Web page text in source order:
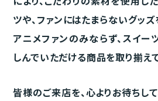
ツや、ファンにはたまらないグッズ
アニメファンのみならず、スイ
しんでいただける商品を取り揃えて
皆様のご来店を、心よりお待ちして